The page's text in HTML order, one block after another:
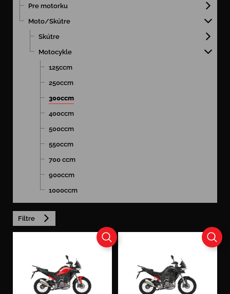
Pre motorku
Moto/Skútre
Skútre
Motocykle
125ccm
250ccm
300ccm
400ccm
500ccm
550ccm
700 ccm
900ccm
1000ccm
Filtre